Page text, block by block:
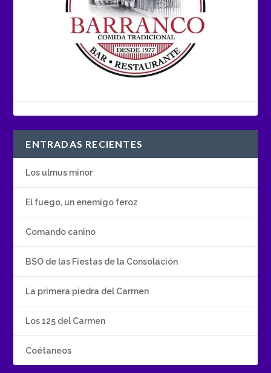
ENTRADAS RECIENTES
Los ulmus minor
El fuego, un enemigo feroz
Comando canino
BSO de las Fiestas de la Consolación
La primera piedra del Carmen
Los 125 del Carmen
Coétaneos